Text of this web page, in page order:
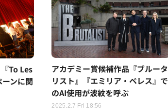
To Les
ンに関
アカデミー賞候補作品『ブルータ
リスト』『エミリア・ペレス』で
のAI使用が波紋を呼ぶ
2025.2.7 Fri 18:56